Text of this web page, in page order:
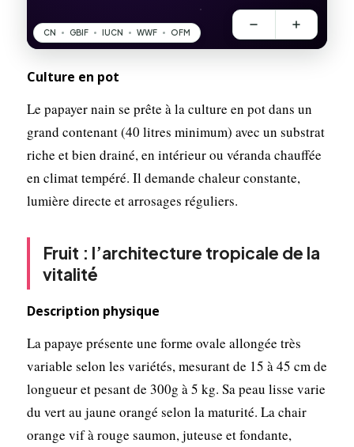
Culture en pot
Le papayer nain se prête à la culture en pot dans un
grand contenant (40 litres minimum) avec un substrat
riche et bien drainé, en intérieur ou véranda chauffée
en climat tempéré. Il demande chaleur constante,
lumière directe et arrosages réguliers.
Fruit : l’architecture tropicale de la
vitalité
Description physique
La papaye présente une forme ovale allongée très
variable selon les variétés, mesurant de 15 à 45 cm de
longueur et pesant de 300g à 5 kg. Sa peau lisse varie
du vert au jaune orangé selon la maturité. La chair
orange vif à rouge saumon, juteuse et fondante,